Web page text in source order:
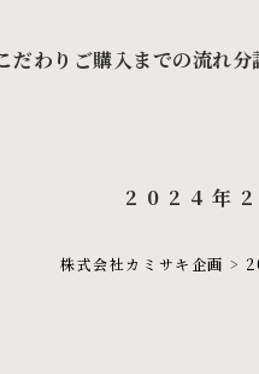
だわり ご購入までの流れ分
2024年2
株式会社カミサキ企画 >